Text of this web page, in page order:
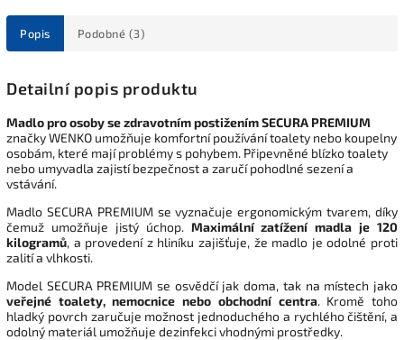
Popis Podobné (3)
Detailní popis produktu
Madlo pro osoby se zdravotním postižením SECURA PREMIUM
značky WENKO umožňuje komfortní používání toalety nebo koupelny
osobám, které mají problémy s pohybem. Připevněné blízko toalety
nebo umyvadla zajistí bezpečnost a zaručí pohodlné sezení a
vstávání.
Madlo SECURA PREMIUM se vyznačuje ergonomickým tvarem, díky
čemuž umožňuje jistý úchop. Maximální zatížení madla je 120
kilogramů, a provedení z hliníku zajišťuje, že madlo je odolné proti
zalití a vlhkosti.
Model SECURA PREMIUM se osvědčí jak doma, tak na místech jako
veřejné toalety, nemocnice nebo obchodní centra. Kromě toho
hladký povrch zaručuje možnost jednoduchého a rychlého čištění, a
odolný materiál umožňuje dezinfekci vhodnými prostředky.